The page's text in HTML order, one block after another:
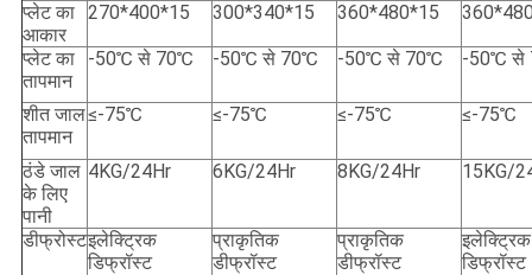
प्लेट का
आकार
270*400*15 300*340*15 360*480*15
प्लेट का
तापमान
-50℃ से 70℃ -50℃ से 70℃ -50℃ से 70℃ -50℃ से
शीत जाल
तापमान
≤-75℃ ≤-75℃ ≤-75℃ ≤-75℃
ठंडे जाल
के लिए
पानी
4KG/24Hr 6KG/24Hr 8KG/24Hr 15KG/
डीफ्रोस्टइलेक्ट्रिक
डिफ्रॉस्ट
प्राकृतिक
डीफ्रॉस्ट
प्राकृतिक
डीफ्रॉस्ट
इलेक्ट्रिक
डिफ्रॉस्ट